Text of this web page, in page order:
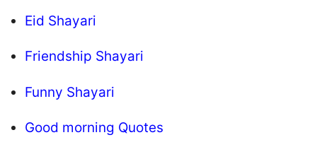
Eid Shayari
Friendship Shayari
Funny Shayari
Good morning Quotes